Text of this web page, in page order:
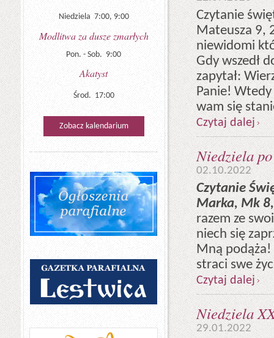
Niedziela 7:00, 9:00
Modlitwa za dusze zmarłych
Pon. - Sob. 9:00
Akatyst
Środ. 17:00
Zobacz kalendarium
Czytanie
Mateusza 9,
niewidomi
Gdy wszedł
zapytał:
Panie!
wam się
Czytaj dalej
Niedziela
02.10.2022
Czytanie
Marka, Mk
razem ze
niech się
Mną
straci swe
Czytaj dalej
Niedziela
29.01.2022